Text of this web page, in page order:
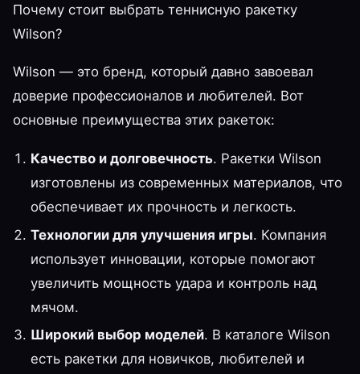
Почему стоит выбрать теннисную ракетку
Wilson?
Wilson — это бренд, который давно завоевал
доверие профессионалов и любителей. Вот
основные преимущества этих ракеток:
Качество и долговечность. Ракетки Wilson
изготовлены из современных материалов, что
обеспечивает их прочность и легкость.
Технологии для улучшения игры. Компания
использует инновации, которые помогают
увеличить мощность удара и контроль над
мячом.
Широкий выбор моделей. В каталоге Wilson
есть ракетки для новичков, любителей и